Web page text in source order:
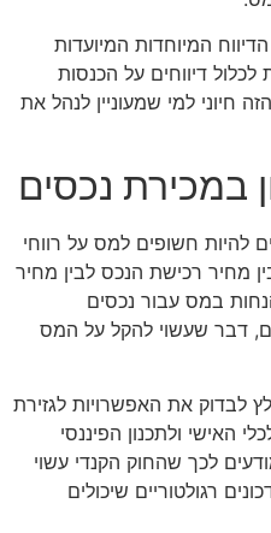
המיוחדות המיועדות
דיווחים על הכנסות
חיוני למי שמעוניין לנהל את
במכירת נכסים
להיות חשופים למס על רווחי
מחיר רכישת הנכס לבין מחיר
במס עבור נכסים
דבר שעשוי להקל על המס
לבדוק את האפשרויות לגזירת
האישי ולתכנון הפיננסי
לכך שהחוק הקנדי עשוי
רגולטוריים שיכולים